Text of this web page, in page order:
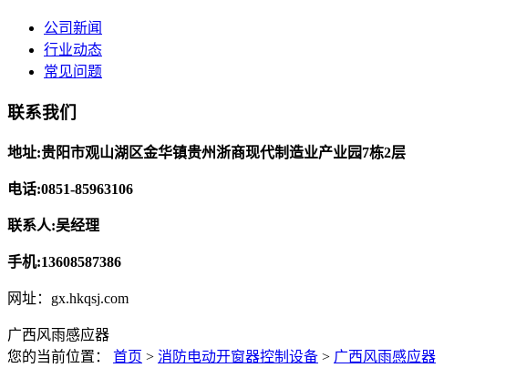
公司新闻
行业动态
常见问题
联系我们
地址:贵阳市观山湖区金华镇贵州浙商现代制造业产业园7栋2层
电话:0851-85963106
联系人:吴经理
手机:13608587386
网址：gx.hkqsj.com
广西风雨感应器
您的当前位置： 首页 > 消防电动开窗器控制设备 > 广西风雨感应器